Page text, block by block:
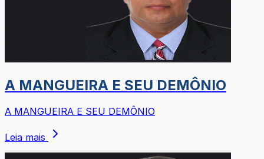
A MANGUEIRA E SEU DEMÔNIO
A MANGUEIRA E SEU DEMÔNIO
Leia mais